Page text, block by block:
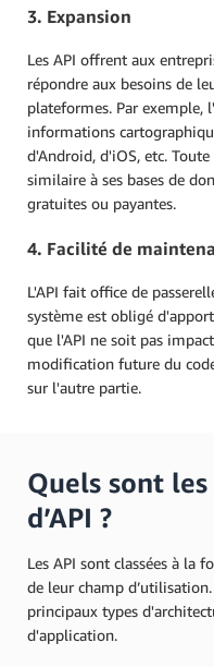
3. Expansion
Les API offrent aux
répondre aux besoins de
plateformes. Par exemple,
informations
d'Android, d'iOS, etc.
similaire à ses bases de
gratuites ou payantes.
4. Facilité de
L'API fait office de
système est obligé
que l'API ne soit pas
modification future du
sur l'autre partie.
Quels sont
d’API ?
Les API sont classées à la
de leur champ
principaux types
d'application.